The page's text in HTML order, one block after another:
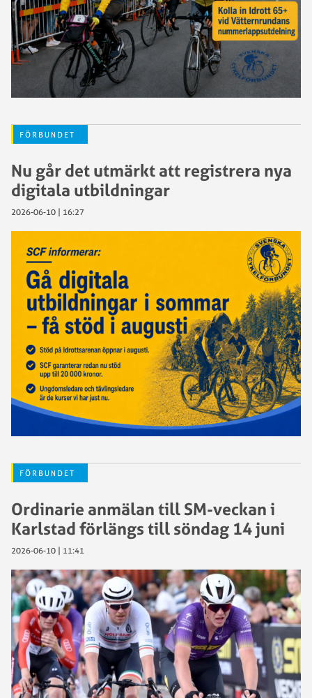
FÖRBUNDET
Nu går det utmärkt att registrera nya
digitala utbildningar
2026-06-10 | 16:27
FÖRBUNDET
Ordinarie anmälan till SM-veckan i
Karlstad förlängs till söndag 14 juni
2026-06-10 | 11:41